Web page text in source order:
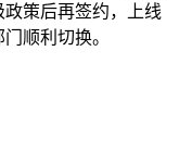
策后再签约，上线
顺利切换。